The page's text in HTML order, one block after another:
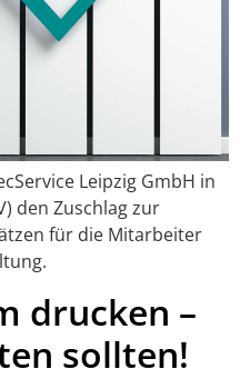
Leipzig GmbH in
den Zuschlag zur
für die Mitarbeiter
drucken –
sollten!